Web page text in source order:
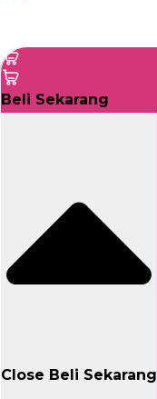
Beli Sekarang
Close Beli Sekarang